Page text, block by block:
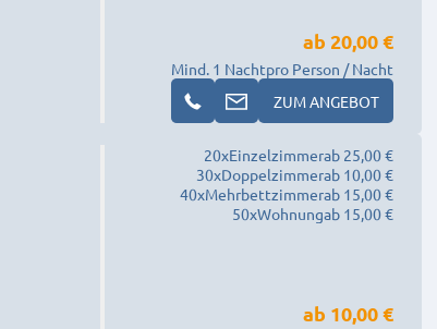
Mind. 1 Nacht
ab 20,00 €
pro Person / Nacht
ZUM ANGEBOT
20xEinzelzimmerab 25,00 €
30xDoppelzimmerab 10,00 €
40xMehrbettzimmerab 15,00 €
50xWohnungab 15,00 €
ab 10,00 €